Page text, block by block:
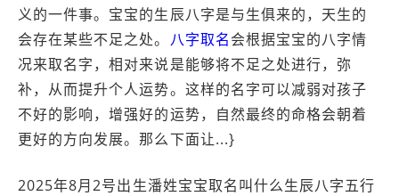
义的一件事。宝宝的生辰八字是与生俱来的，天生的
会存在某些不足之处。 八字取名会根据宝宝的八字情
况来取名字，相对来说是能够将不足之处进行，弥
补，从而提升个人运势。这样的名字可以减弱对孩子
不好的影响，增强好的运势，自然最终的命格会朝着
更好的方向发展。那么下面让...}
2025年8月2号出生潘姓宝宝取名叫什么生辰八字五行